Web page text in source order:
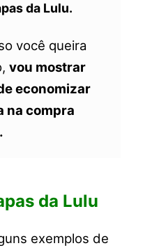
da Lulu.
você queira
vou mostrar
economizar
na compra
da Lulu
exemplos de